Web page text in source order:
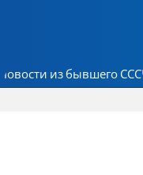
Новости из бывшего СССР